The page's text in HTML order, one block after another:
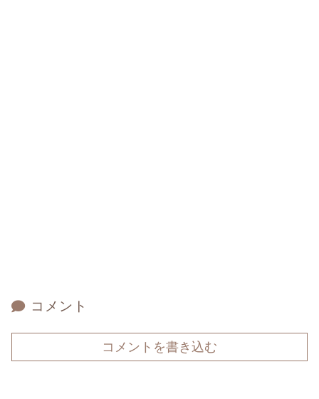
コメント
コメントを書き込む